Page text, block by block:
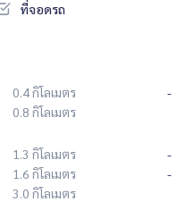
ที่จอดรถ
0.4 กิโลเมตร
0.8 กิโลเมตร
1.3 กิโลเมตร
1.6 กิโลเมตร
3.0 กิโลเมตร